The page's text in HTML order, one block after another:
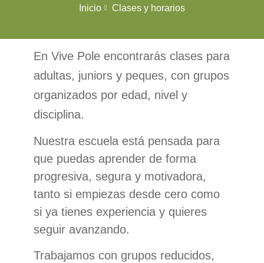
Inicio Clases y horarios
En Vive Pole encontrarás clases para
adultas, juniors y peques, con grupos
organizados por edad, nivel y
disciplina.
Nuestra escuela está pensada para
que puedas aprender de forma
progresiva, segura y motivadora,
tanto si empiezas desde cero como
si ya tienes experiencia y quieres
seguir avanzando.
Trabajamos con grupos reducidos,